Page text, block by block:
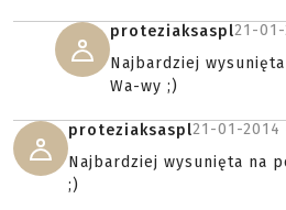
proteziaksaspl21-
Najbardziej
Wa-wy ;)
proteziaksaspl21-01-2014
Najbardziej wysunięta na
;)